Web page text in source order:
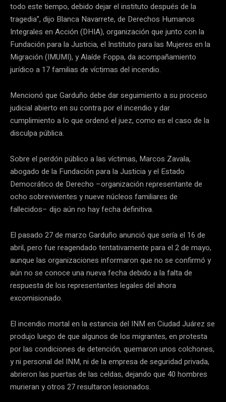
todo este tiempo, debido dejar el instituto después de la
tragedia”, dijo Blanca Navarrete, de Derechos Humanos
Integrales en Acción (DHIA), organización que junto con la
Fundación para la Justicia, el Instituto para las Mujeres en la
Migración (IMUMI), y Alaíde Foppa, da acompañamiento
jurídico a 17 familias de víctimas del incendio.
Mencionó que Garduño debe dar seguimiento a su proceso
judicial abierto en su contra por el incendio y dar
cumplimiento a lo que ordenó el juez, como es el caso de la
disculpa pública.
Sobre el perdón público a las víctimas, Marcos Zavala,
abogado de la Fundación para la Justicia y el Estado
Democrático de Derecho –organización representante de
ocho sobrevivientes y nueve núcleos familiares de
fallecidos– dijo aún no hay fecha definitiva.
El pasado 27 de marzo Garduño anunció que sería el 16 de
abril, pero fue reagendado tentativamente para el 2 de mayo,
aunque las organizaciones informaron que no se confirmó y
aún no se conoce una nueva fecha debido a la falta de
respuesta de los representantes legales del ahora
excomisionado.
El incendio mortal en la estancia del INM en Ciudad Juárez se
produjo luego de que algunos de los migrantes, en protesta
por las condiciones de detención, quemaron unos colchones,
y ni personal del INM, ni de la empresa de seguridad privada,
abrieron las puertas de las celdas, dejando que 40 hombres
murieran y otros 27 resultaron lesionados.